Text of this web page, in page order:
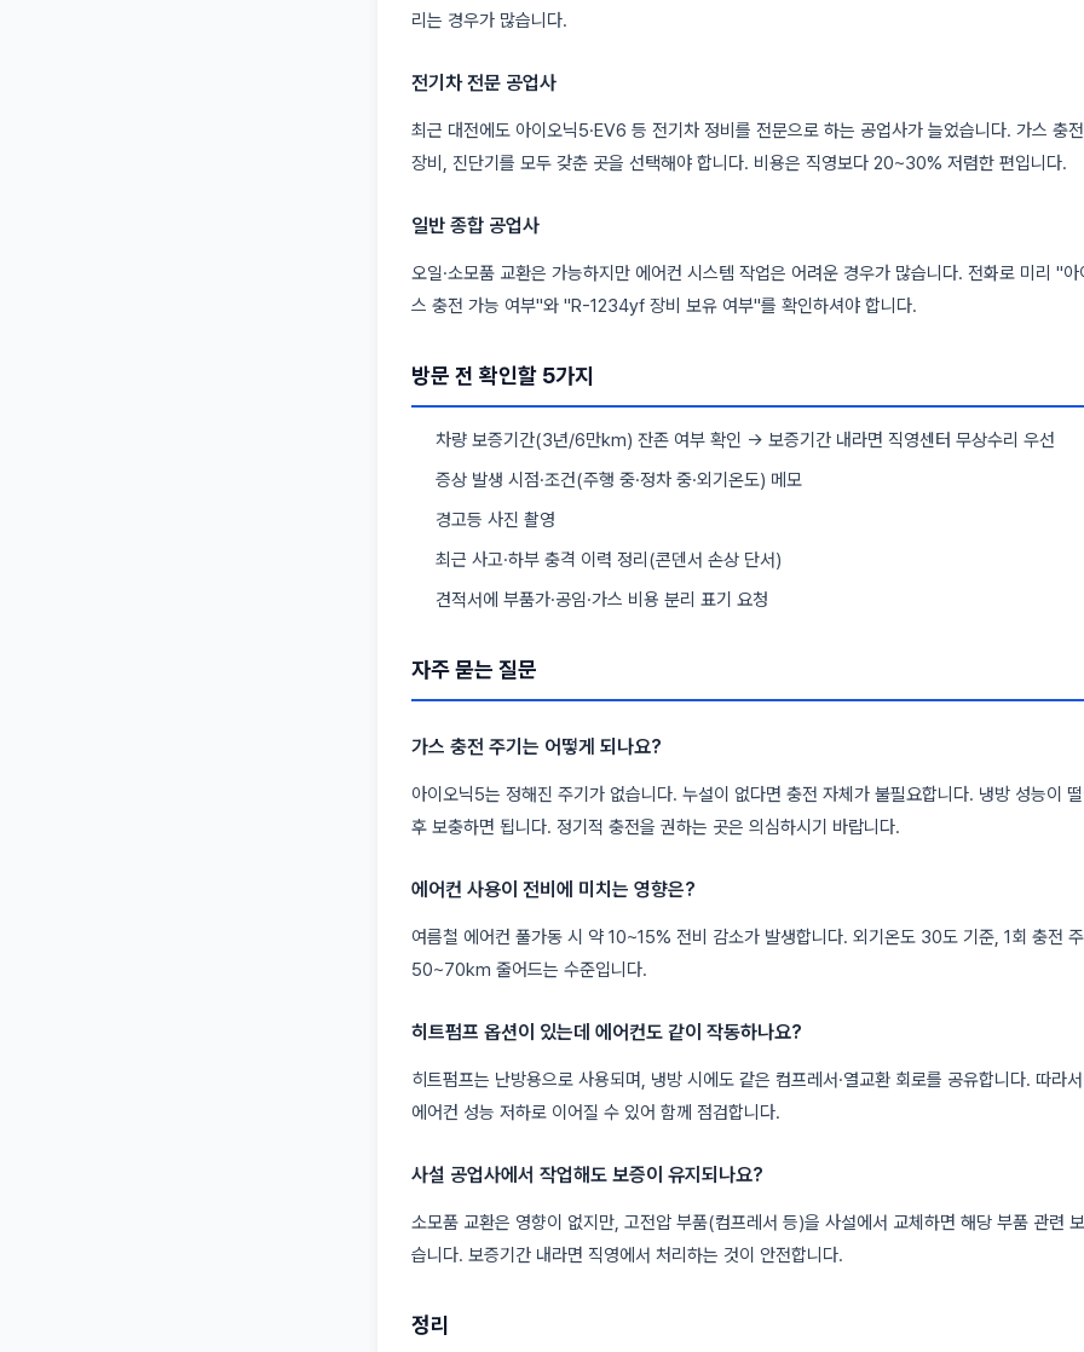
리는 경우가 많습니다.
전기차 전문 공업사
최근 대전에도 아이오닉5·EV6 등 전기차 정비를 전문으로 하는 공업사가 늘었습니다. 가스 충
장비, 진단기를 모두 갖춘 곳을 선택해야 합니다. 비용은 직영보다 20~30% 저렴한 편입니다.
일반 종합 공업사
오일·소모품 교환은 가능하지만 에어컨 시스템 작업은 어려운 경우가 많습니다. 전화로 미리 "
스 충전 가능 여부"와 "R-1234yf 장비 보유 여부"를 확인하셔야 합니다.
방문 전 확인할 5가지
차량 보증기간(3년/6만km) 잔존 여부 확인 → 보증기간 내라면 직영센터 무상수리 우선
증상 발생 시점·조건(주행 중·정차 중·외기온도) 메모
경고등 사진 촬영
최근 사고·하부 충격 이력 정리(콘덴서 손상 단서)
견적서에 부품가·공임·가스 비용 분리 표기 요청
자주 묻는 질문
가스 충전 주기는 어떻게 되나요?
아이오닉5는 정해진 주기가 없습니다. 누설이 없다면 충전 자체가 불필요합니다. 냉방 성능이
후 보충하면 됩니다. 정기적 충전을 권하는 곳은 의심하시기 바랍니다.
에어컨 사용이 전비에 미치는 영향은?
여름철 에어컨 풀가동 시 약 10~15% 전비 감소가 발생합니다. 외기온도 30도 기준, 1회 충전
50~70km 줄어드는 수준입니다.
히트펌프 옵션이 있는데 에어컨도 같이 작동하나요?
히트펌프는 난방용으로 사용되며, 냉방 시에도 같은 컴프레서·열교환 회로를 공유합니다. 따라
에어컨 성능 저하로 이어질 수 있어 함께 점검합니다.
사설 공업사에서 작업해도 보증이 유지되나요?
소모품 교환은 영향이 없지만, 고전압 부품(컴프레서 등)을 사설에서 교체하면 해당 부품 관련
습니다. 보증기간 내라면 직영에서 처리하는 것이 안전합니다.
정리